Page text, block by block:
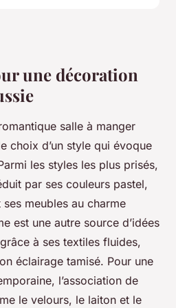
une décoration
salle à manger
choix d’un style qui évoque
les styles les plus prisés,
par ses couleurs pastel,
meubles au charme
est une autre source d’idées
à ses textiles fluides,
éclairage tamisé. Pour une
l’association de
le velours, le laiton et le